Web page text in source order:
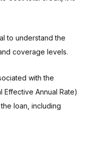
to understand the
coverage levels.
with the
Effective Annual Rate)
loan, including